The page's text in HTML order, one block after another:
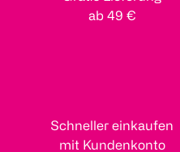
ab 49 €
Schneller einkaufen
mit Kundenkonto